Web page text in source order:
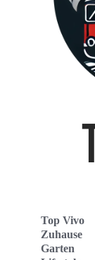
Top Vivo
Zuhause
Garten